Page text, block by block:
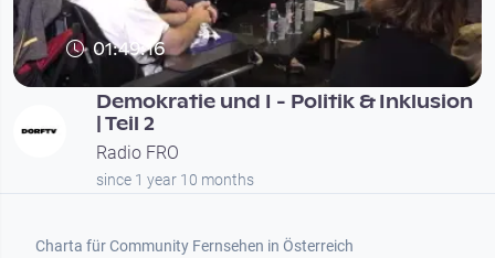
01:49:16
Demokratie und I - Politik & Inklusion
| Teil 2
Radio FRO
since 1 year 10 months
Footer 1
Charta für Community Fernsehen in Österreich